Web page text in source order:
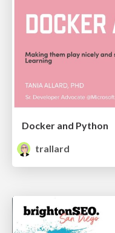
Docker and Python
trallard